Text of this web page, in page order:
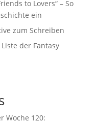
to Lovers“ – So
ein
zum Schreiben
der Fantasy
Woche 120: